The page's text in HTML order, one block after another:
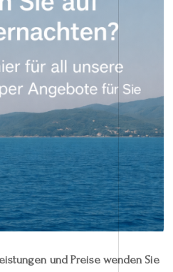
und Preise wenden Sie